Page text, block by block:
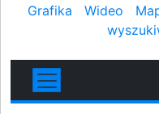
Grafika
Wideo